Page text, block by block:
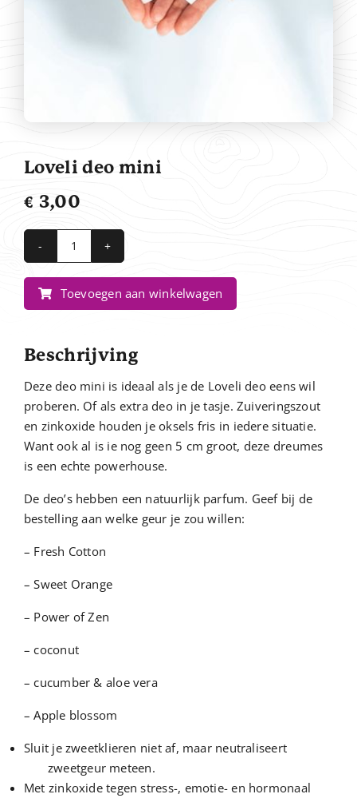
Loveli deo mini
€ 3,00
Loveli
deo
mini
aantal
Toevoegen aan winkelwagen
Beschrijving
Deze deo mini is ideaal als je de Loveli deo eens wil
proberen. Of als extra deo in je tasje. Zuiveringszout
en zinkoxide houden je oksels fris in iedere situatie.
Want ook al is ie nog geen 5 cm groot, deze dreumes
is een echte powerhouse.
De deo’s hebben een natuurlijk parfum. Geef bij de
bestelling aan welke geur je zou willen:
– Fresh Cotton
– Sweet Orange
– Power of Zen
– coconut
– cucumber & aloe vera
– Apple blossom
Sluit je zweetklieren niet af, maar neutraliseert
zweetgeur meteen.
Met zinkoxide tegen stress-, emotie- en hormonaal